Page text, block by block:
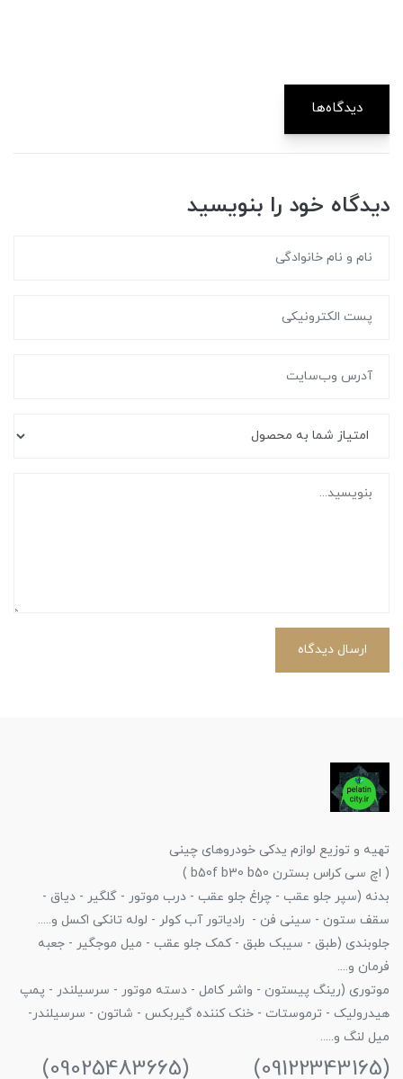
دیدگاه‌ها
دیدگاه خود را بنویسید
ارسال دیدگاه
تهیه و توزیع لوازم یدکی خودروهای چینی
( اچ سی کراس بسترن b50f b30 b50 )
بدنه (سپر جلو عقب - چراغ جلو عقب - درب موتور - گلگیر - دیاق -
سقف ستون - سینی فن - رادیاتور آب کولر - لوله تانکی اکسل و.....
جلوبندی (طبق - سیبک طبق - کمک جلو عقب - میل موجگیر - جعبه
فرمان و....
موتوری (رینگ پیستون - واشر کامل - دسته موتور - سرسیلندر - پمپ
هیدرولیک - ترموستات - خنک کننده گیربکس - شاتون - سرسیلندر-
میل لنگ و.....
(09122343165) (09025483665)